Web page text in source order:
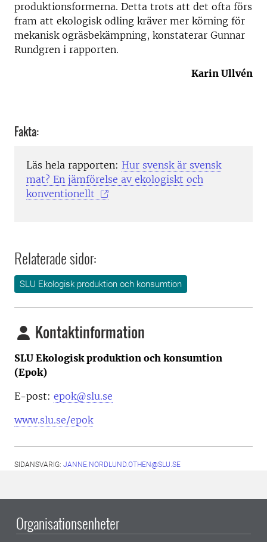
produktionsformerna. Detta trots att det ofta förs
fram att ekologisk odling kräver mer körning för
mekanisk ogräsbekämpning, konstaterar Gunnar
Rundgren i rapporten.
Karin Ullvén
Fakta:
Läs hela rapporten: Hur svensk är svensk
mat? En jämförelse av ekologiskt och
konventionellt
Relaterade sidor:
SLU Ekologisk produktion och konsumtion
Kontaktinformation
SLU Ekologisk produktion och konsumtion
(Epok)
E-post: epok@slu.se
www.slu.se/epok
SIDANSVARIG: JANNE.NORDLUND.OTHEN@SLU.SE
Organisationsenheter